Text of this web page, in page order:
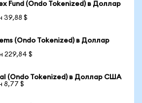
Fund (Ondo Tokenized) в Доллар
39,88 $
(Ondo Tokenized) в Доллар
229,84 $
(Ondo Tokenized) в Доллар США
8,77 $